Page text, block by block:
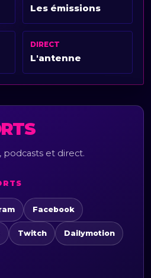
Les émissions
DIRECT
L'antenne
podcasts et direct.
Facebook
Twitch Dailymotion